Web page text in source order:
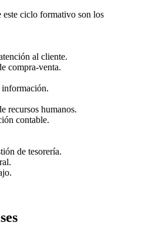
ciclo formativo son los
al cliente.
compra-venta.
recursos humanos.
contable.
de tesorería.